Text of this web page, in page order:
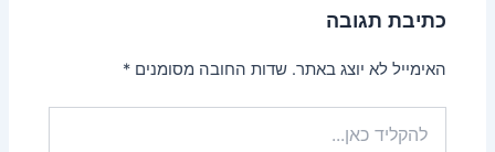
כתיבת תגובה
האימייל לא יוצג באתר. שדות החובה מסומנים*
כאן...